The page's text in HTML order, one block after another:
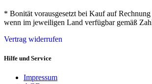
* Bonität vorausgesetzt bei Kauf auf
wenn im jeweiligen Land verfügbar gemäß
Vertrag widerrufen
Hilfe und Service
Impressum